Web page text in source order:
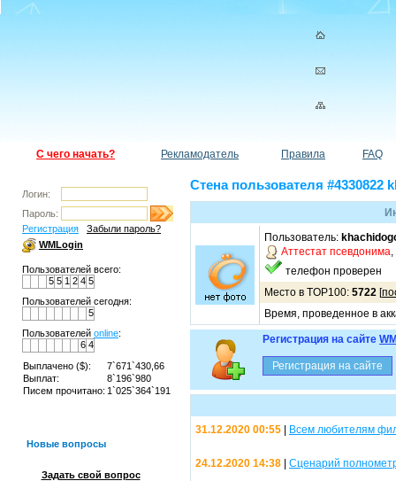
С чего начать? Рекламодатель Правила FAQ
Логин:
Пароль:
Регистрация
Забыли пароль?
WMLogin
Пользователей всего:
5 5 1 2 4 5
Пользователей сегодня:
5
Пользователей online:
6 4
Выплачено ($):
7`671`430,66
Выплат:
8`196`980
Писем прочитано: 1`025`364`191
Новые вопросы
Задать свой вопрос
Стена пользователя #4330822
Пользователь:
Аттестат псевдонима
телефон проверен
Место в TOP100: 5722 [
Время, проведенное в
Регистрация на сайте
31.12.2020 00:55 Всем любителям
24.12.2020 14:38 Сценарий